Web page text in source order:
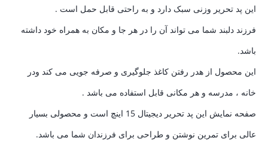
این پد تحریر وزنی سبک دارد و به راحتی قابل حمل است .
فرزند دلبند شما می تواند آن را در هر جا و مکان به همراه خود داشته
باشد.
این محصول از هدر رفتن کاغذ جلوگیری و صرفه جویی می کند ودر
خانه ، مدرسه و هر مکانی قابل استفاده می باشد .
صفحه نمایش این پد تحریر دیجیتال 15 اینچ است و محصولی بسیار
عالی برای تمرین نوشتن و طراحی برای فرزندان شما می باشد.